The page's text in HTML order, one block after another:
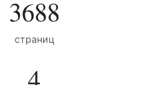
3688
страниц